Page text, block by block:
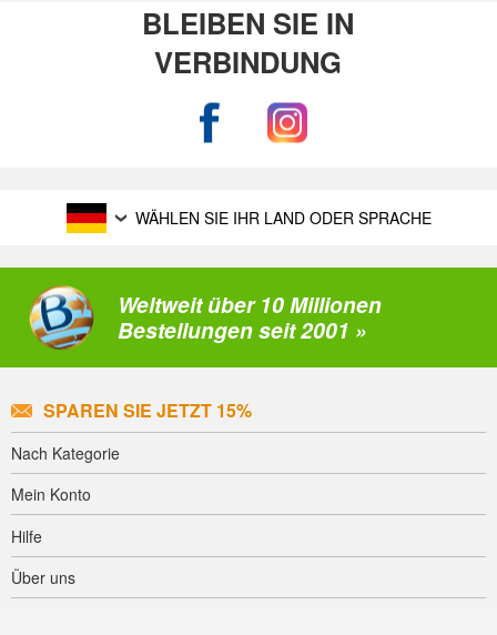
BLEIBEN SIE IN
VERBINDUNG
WÄHLEN SIE IHR LAND ODER SPRACHE
Weltweit über 10 Millionen
Bestellungen seit 2001 »
SPAREN SIE JETZT 15%
Nach Kategorie
Mein Konto
Hilfe
Über uns